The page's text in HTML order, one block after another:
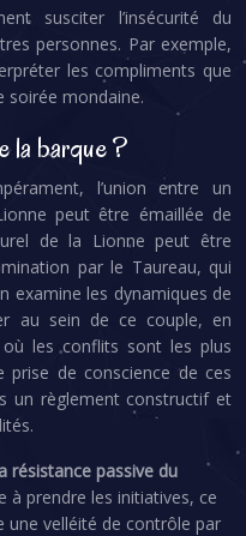
susciter l’insécurité du
personnes. Par exemple,
les compliments que
soirée mondaine.
la barque ?
l’union entre un
peut être émaillée de
de la Lionne peut être
par le Taureau, qui
examine les dynamiques de
au sein de ce couple, en
les conflits sont les plus
prise de conscience de ces
un règlement constructif et
résistance passive du
à prendre les initiatives, ce
velléité de contrôle par